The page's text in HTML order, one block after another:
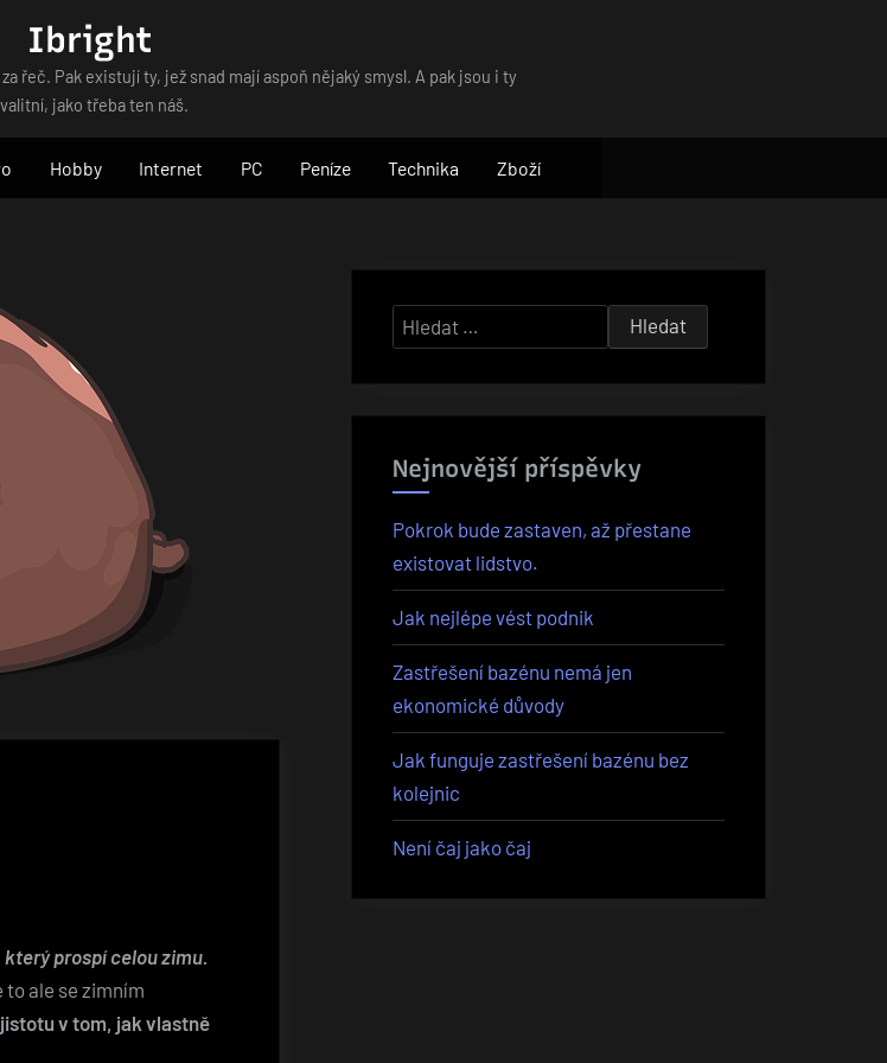
Ibright
řeč. Pak existují ty, jež snad mají aspoň nějaký smysl. A pak jsou i ty
jako třeba ten náš.
Hobby Internet PC Peníze Technika Zboží
který prospí celou zimu.
to ale se zimním
v tom, jak vlastně
Vyhledávání
Nejnovější příspěvky
Pokrok bude zastaven, až přestane
existovat lidstvo.
Jak nejlépe vést podnik
Zastřešení bazénu nemá jen
ekonomické důvody
Jak funguje zastřešení bazénu bez
kolejnic
Není čaj jako čaj